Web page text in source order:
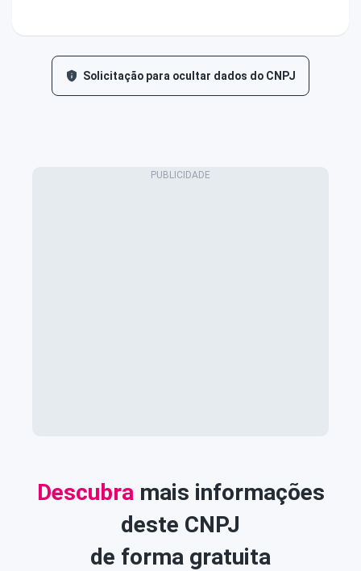
Solicitação para ocultar dados do CNPJ
Descubra mais informações
deste CNPJ
de forma gratuita